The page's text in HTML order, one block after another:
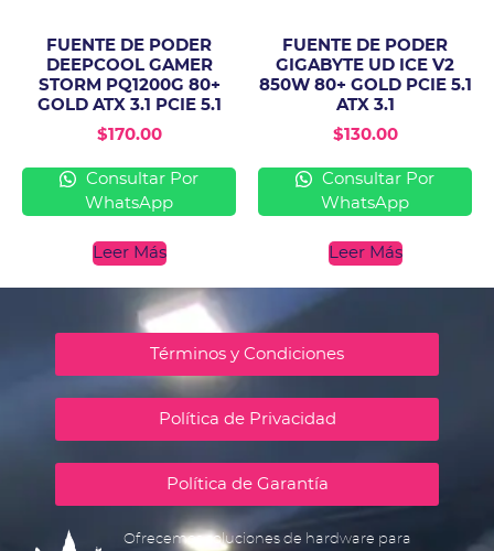
FUENTE DE PODER
DEEPCOOL GAMER
STORM PQ1200G 80+
GOLD ATX 3.1 PCIE 5.1
$170.00
Consultar Por
WhatsApp
Leer Más
FUENTE DE PODER
GIGABYTE UD ICE V2
850W 80+ GOLD PCIE 5.1
ATX 3.1
$130.00
Consultar Por
WhatsApp
Leer Más
Términos y Condiciones
Política de Privacidad
Política de Garantía
Ofrecemos soluciones de hardware para